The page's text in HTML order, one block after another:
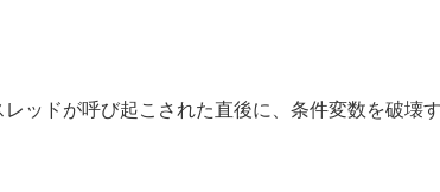
ッドが呼び起こされた直後に、条件変数を破壊